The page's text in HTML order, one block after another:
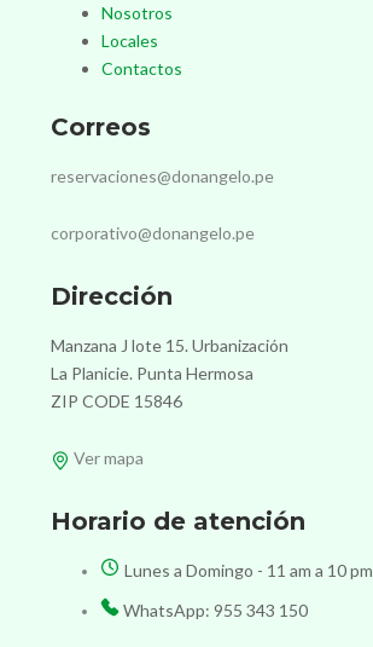
Nosotros
Locales
Contactos
Correos
reservaciones@donangelo.pe
corporativo@donangelo.pe
Dirección
Manzana J lote 15. Urbanización
La Planicie. Punta Hermosa
ZIP CODE 15846
Ver mapa
Horario de atención
Lunes a Domingo - 11 am a 10 pm
WhatsApp: 955 343 150